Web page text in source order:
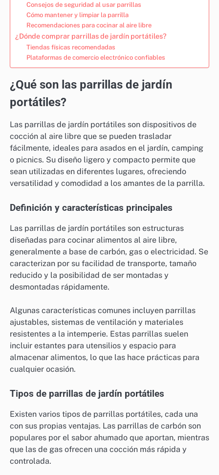
Consejos de seguridad al usar parrillas
Cómo mantener y limpiar la parrilla
Recomendaciones para cocinar al aire libre
¿Dónde comprar parrillas de jardín portátiles?
Tiendas físicas recomendadas
Plataformas de comercio electrónico confiables
¿Qué son las parrillas de jardín
portátiles?
Las parrillas de jardín portátiles son dispositivos de
cocción al aire libre que se pueden trasladar
fácilmente, ideales para asados en el jardín, camping
o picnics. Su diseño ligero y compacto permite que
sean utilizadas en diferentes lugares, ofreciendo
versatilidad y comodidad a los amantes de la parrilla.
Definición y características principales
Las parrillas de jardín portátiles son estructuras
diseñadas para cocinar alimentos al aire libre,
generalmente a base de carbón, gas o electricidad. Se
caracterizan por su facilidad de transporte, tamaño
reducido y la posibilidad de ser montadas y
desmontadas rápidamente.
Algunas características comunes incluyen parrillas
ajustables, sistemas de ventilación y materiales
resistentes a la intemperie. Estas parrillas suelen
incluir estantes para utensilios y espacio para
almacenar alimentos, lo que las hace prácticas para
cualquier ocasión.
Tipos de parrillas de jardín portátiles
Existen varios tipos de parrillas portátiles, cada una
con sus propias ventajas. Las parrillas de carbón son
populares por el sabor ahumado que aportan, mientras
que las de gas ofrecen una cocción más rápida y
controlada.